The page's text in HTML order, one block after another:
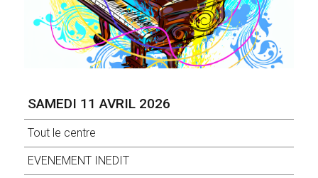
SAMEDI 11 AVRIL 2026
Tout le centre
EVENEMENT INEDIT